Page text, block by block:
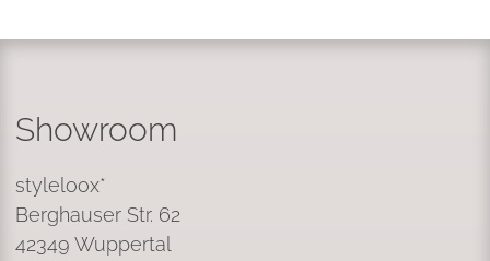
Showroom
styleloox*
Berghauser Str. 62
42349 Wuppertal